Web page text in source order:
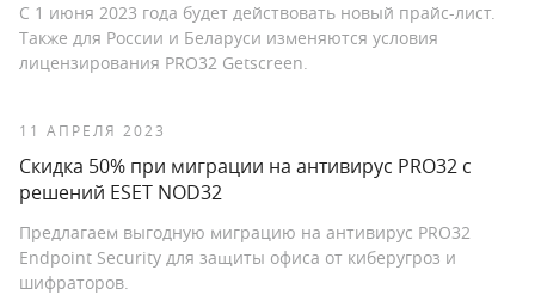
С 1 июня 2023 года будет действовать новый прайс-лист.
Также для России и Беларуси изменяются условия
лицензирования PRO32 Getscreen.
11 АПРЕЛЯ 2023
Скидка 50% при миграции на антивирус PRO32 с
решений ESET NOD32
Предлагаем выгодную миграцию на антивирус PRO32
Endpoint Security для защиты офиса от киберугроз и
шифраторов.